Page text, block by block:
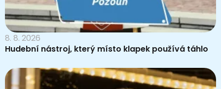
8. 8. 2026
Hudební nástroj, který místo klapek používá táhlo